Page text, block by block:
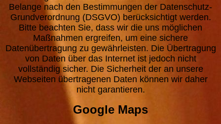
Belange nach den Bestimmungen der Datenschutz-
Grundverordnung (DSGVO) berücksichtigt werden.
Bitte beachten Sie, dass wir die uns möglichen
Maßnahmen ergreifen, um eine sichere
Datenübertragung zu gewährleisten. Die Übertragung
von Daten über das Internet ist jedoch nicht
vollständig sicher. Die Sicherheit der an unsere
Webseiten übertragenen Daten können wir daher
nicht garantieren.
Google Maps